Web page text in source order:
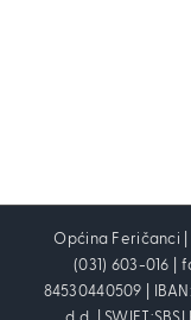
Općina Feričanci |
(031) 603-016 |
84530440509 |